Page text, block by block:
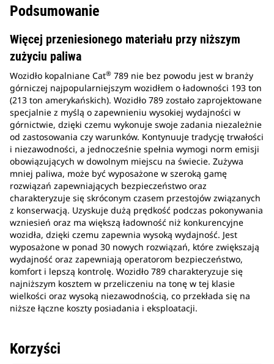
Podsumowanie
Więcej przeniesionego materiału przy niższym
zużyciu paliwa
Wozidło kopalniane Cat® 789 nie bez powodu jest w branży
górniczej najpopularniejszym wozidłem o ładowności 193 ton
(213 ton amerykańskich). Wozidło 789 zostało zaprojektowane
specjalnie z myślą o zapewnieniu wysokiej wydajności w
górnictwie, dzięki czemu wykonuje swoje zadania niezależnie
od zastosowania czy warunków. Kontynuuje tradycję trwałości
i niezawodności, a jednocześnie spełnia wymogi norm emisji
obowiązujących w dowolnym miejscu na świecie. Zużywa
mniej paliwa, może być wyposażone w szeroką gamę
rozwiązań zapewniających bezpieczeństwo oraz
charakteryzuje się skróconym czasem przestojów związanych
z konserwacją. Uzyskuje dużą prędkość podczas pokonywania
wzniesień oraz ma większą ładowność niż konkurencyjne
wozidła, dzięki czemu zapewnia wysoką wydajność. Jest
wyposażone w ponad 30 nowych rozwiązań, które zwiększają
wydajność oraz zapewniają operatorom bezpieczeństwo,
komfort i lepszą kontrolę. Wozidło 789 charakteryzuje się
najniższym kosztem w przeliczeniu na tonę w tej klasie
wielkości oraz wysoką niezawodnością, co przekłada się na
niższe łączne koszty posiadania i eksploatacji.
Korzyści